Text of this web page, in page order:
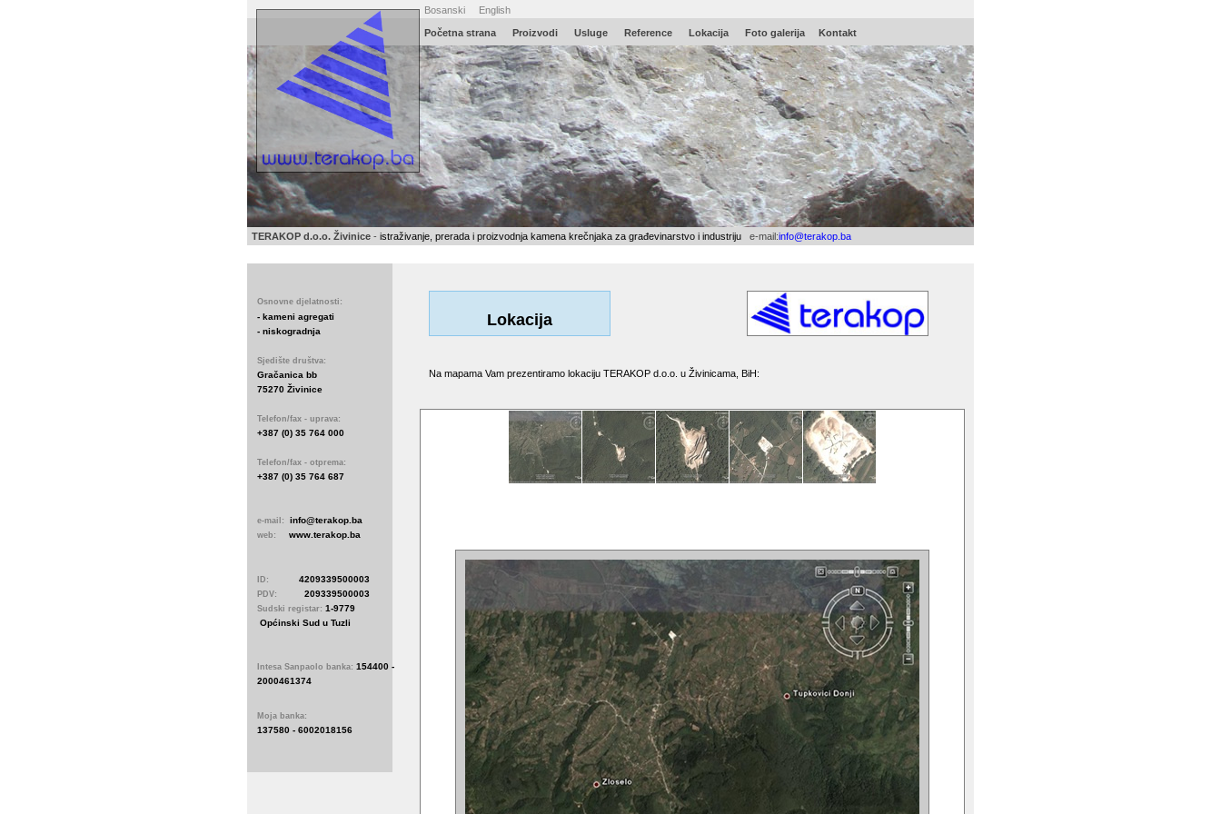
Početna strana Proizvodi Usluge Reference Lokacija Foto galerija Kontakt
Bosanski English
Na mapama Vam prezentiramo lokaciju TERAKOP d.o.o. u Živinicama, BiH:
Lokacija
Osnovne djelatnosti:
- kameni agregati
- niskogradnja
Sjedište društva:
Gračanica bb
75270 Živinice
Telefon/fax - uprava:
+387 (0) 35 764 000
Telefon/fax - otprema:
+387 (0) 35 764 687
e-mail: info@terakop.ba
web: www.terakop.ba
ID: 4209339500003
PDV: 209339500003
Sudski registar: 1-9779
Općinski Sud u Tuzli
Intesa Sanpaolo banka: 154400 -
2000461374
Moja banka:
137580 - 6002018156
TERAKOP d.o.o. Živinice - istraživanje, prerada i proizvodnja kamena krečnjaka za građevinarstvo i industriju e-mail:info@terakop.ba